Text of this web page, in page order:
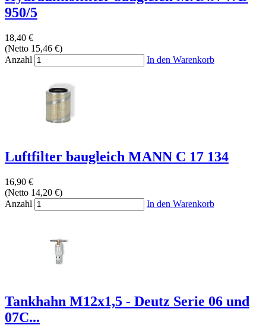
950/5
18,40 €
(Netto 15,46 €)
Anzahl
In den Warenkorb
Luftfilter baugleich MANN C 17 134
16,90 €
(Netto 14,20 €)
Anzahl
In den Warenkorb
Tankhahn M12x1,5 - Deutz Serie 06 und
07C...